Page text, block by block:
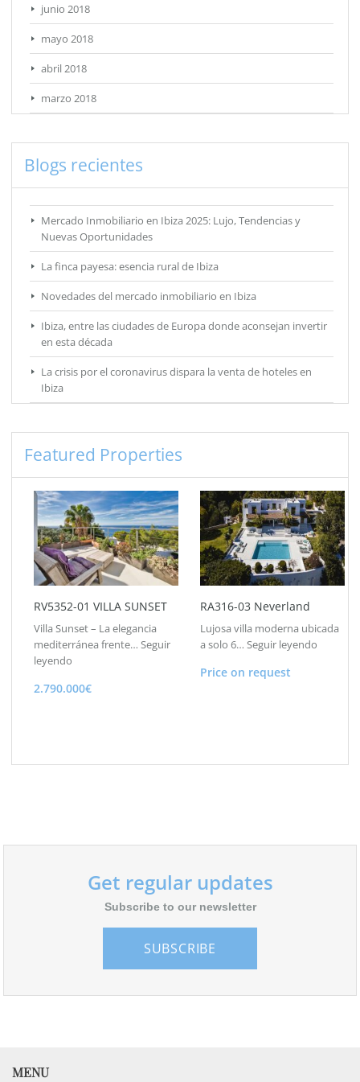
junio 2018
mayo 2018
abril 2018
marzo 2018
Blogs recientes
Mercado Inmobiliario en Ibiza 2025: Lujo, Tendencias y
Nuevas Oportunidades
La finca payesa: esencia rural de Ibiza
Novedades del mercado inmobiliario en Ibiza
Ibiza, entre las ciudades de Europa donde aconsejan invertir
en esta década
La crisis por el coronavirus dispara la venta de hoteles en
Ibiza
Featured Properties
RV5352-01 VILLA SUNSET
Villa Sunset – La elegancia
mediterránea frente… Seguir
leyendo
2.790.000€
RA316-03 Neverland
Lujosa villa moderna ubicada
a solo 6… Seguir leyendo
Price on request
Get regular updates
Subscribe to our newsletter
SUBSCRIBE
MENU